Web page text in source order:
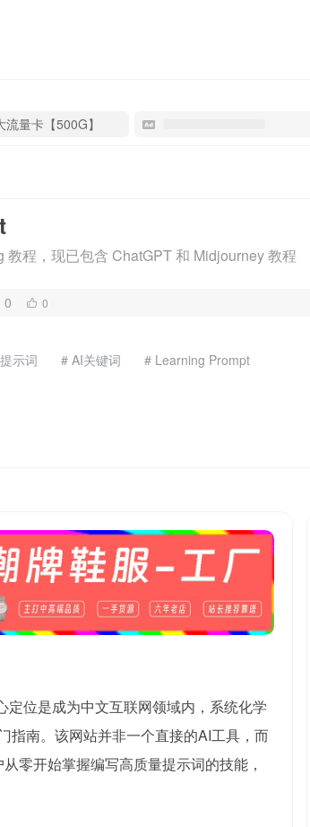
流量卡【500G】
教程，现已包含 ChatGPT 和 Midjourney 教程
0 0
示词 # AI关键词 # Learning Prompt
位是成为中文互联网领域内，系统化学
指南。该网站并非一个直接的AI工具，而
零开始掌握编写高质量提示词的技能，